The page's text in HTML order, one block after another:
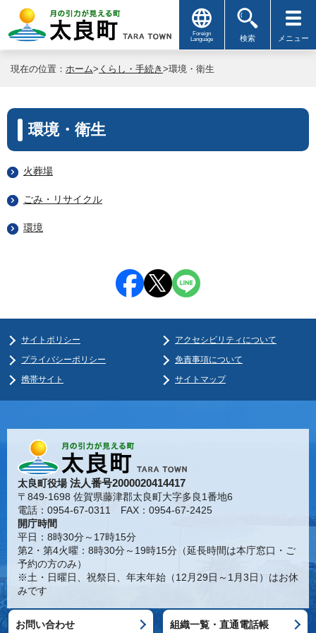
Foreign
Language
検索 メニュー
現在の位置： ホーム> くらし・手続き >環境・衛生
環境・衛生
火葬場
ごみ・リサイクル
環境
サイトポリシー
アクセシビリティについて
プライバシーポリシー
免責事項について
携帯サイト
サイトマップ
太良町役場法人番号2000020414417
〒849-1698 佐賀県藤津郡太良町大字多良1番地6
電話：0954-67-0311 FAX：0954-67-2425
開庁時間
平日：8時30分～17時15分
第2・第4火曜：8時30分～19時15分（延長時間は本庁窓口・ご
予約の方のみ）
※土・日曜日、祝祭日、年末年始（12月29日～1月3日）はお休
みです
お問い合わせ 組織一覧・直通電話帳